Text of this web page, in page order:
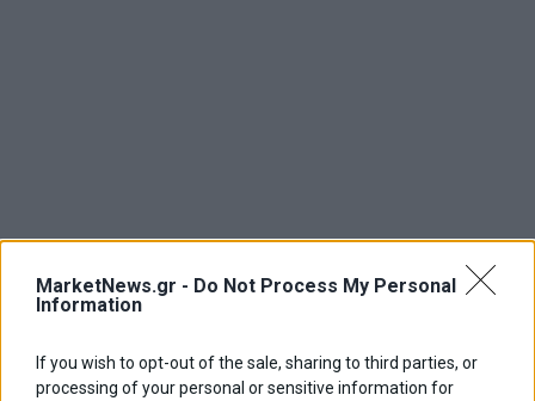
MarketNews.gr - Do Not Process My Personal
Information
If you wish to opt-out of the sale, sharing to third parties, or
processing of your personal or sensitive information for
Ελευθερία Κούρταλη
Οι «τιμωροί» των ομολόγων επέστρεψαν